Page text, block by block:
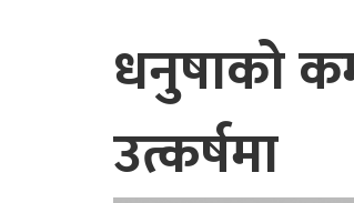
धनुषाको
उत्कर्षमा